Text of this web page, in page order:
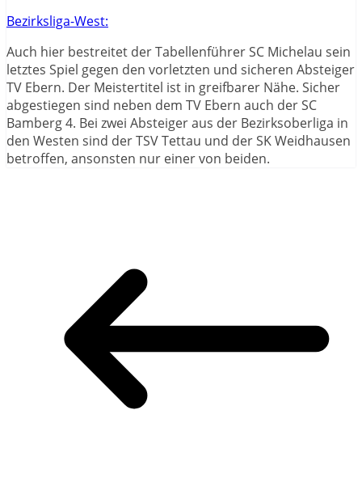
Bezirksliga-West:
Auch hier bestreitet der Tabellenführer SC Michelau sein
letztes Spiel gegen den vorletzten und sicheren Absteiger
TV Ebern. Der Meistertitel ist in greifbarer Nähe. Sicher
abgestiegen sind neben dem TV Ebern auch der SC
Bamberg 4. Bei zwei Absteiger aus der Bezirksoberliga in
den Westen sind der TSV Tettau und der SK Weidhausen
betroffen, ansonsten nur einer von beiden.